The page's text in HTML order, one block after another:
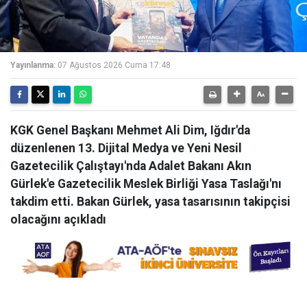
Yayınlanma: 07 Ağustos 2026 Cuma 17:48
KGK Genel Başkanı Mehmet Ali Dim, Iğdır'da
düzenlenen 13. Dijital Medya ve Yeni Nesil
Gazetecilik Çalıştayı'nda Adalet Bakanı Akın
Gürlek'e Gazetecilik Meslek Birliği Yasa Taslağı'nı
takdim etti. Bakan Gürlek, yasa tasarısının takipçisi
olacağını açıkladı